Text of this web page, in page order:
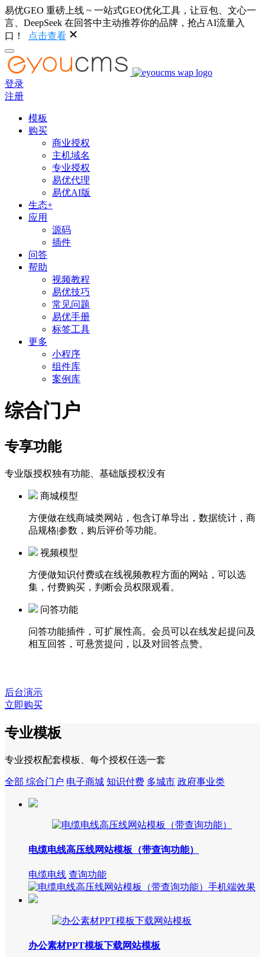
易优GEO 重磅上线 ~ 一站式GEO优化工具，让豆包、文心一
言、DeepSeek 在回答中主动推荐你的品牌，抢占AI流量入
口！
点击查看
登录
注册
模板
购买
商业授权
主机域名
专业授权
易优代理
易优AI版
生态+
应用
源码
插件
问答
帮助
视频教程
易优技巧
常见问题
易优手册
标签工具
更多
小程序
组件库
案例库
综合门户
专享功能
专业版授权独有功能、基础版授权没有
商城模型
方便做在线商城类网站，包含订单导出，数据统计，商
品规格|参数，购后评价等功能。
视频模型
方便做知识付费或在线视频教程方面的网站，可以选
集，付费购买，判断会员权限观看。
问答功能
问答功能插件，可扩展性高。会员可以在线发起提问及
相互回答，可悬赏提问，以及对回答点赞。
后台演示
立即购买
专业模板
专业授权配套模板、每个授权任选一套
全部 综合门户 电子商城 知识付费 多城市 政府事业类
电缆电线高压线网站模板（带查询功能）
电缆电线 查询功能
办公素材PPT模板下载网站模板